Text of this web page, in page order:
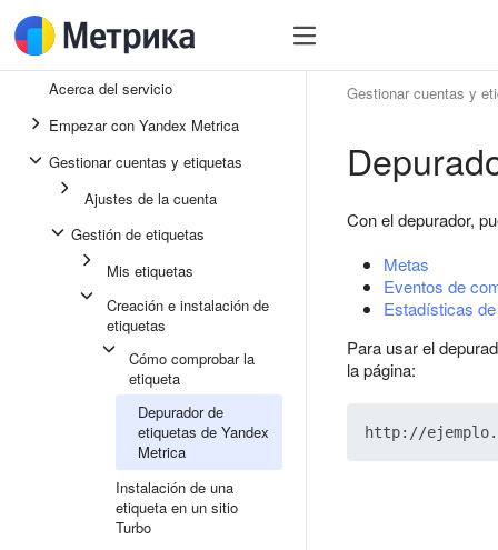
Acerca del servicio
Empezar con Yandex Metrica
Gestionar cuentas y etiquetas
Ajustes de la cuenta
Gestión de etiquetas
Mis etiquetas
Creación e instalación de
etiquetas
Cómo comprobar la
etiqueta
Depurador de
etiquetas de Yandex
Metrica
Instalación de una
etiqueta en un sitio
Turbo
Gestionar cuentas y
Con el depurador,
Metas
Eventos de
Estadísticas
Para usar el
la página: